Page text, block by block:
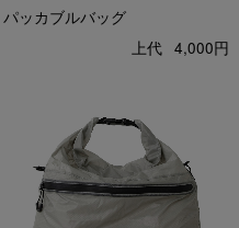
パッカブルバッグ
上代 4,000円